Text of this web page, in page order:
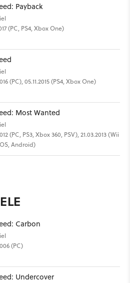
Payback
(PC, PS4, Xbox One)
(PC), 05.11.2015 (PS4, Xbox One)
Most Wanted
(PC, PS3, Xbox 360, PSV), 21.03.2013 (Wii
Android)
Carbon
(PC)
Undercover